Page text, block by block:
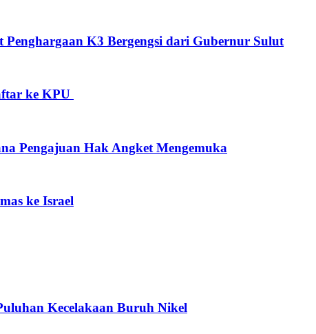
K3 Bergengsi dari Gubernur Sulut
ke KPU
Pengajuan Hak Angket Mengemuka
ke Israel
Kecelakaan Buruh Nikel